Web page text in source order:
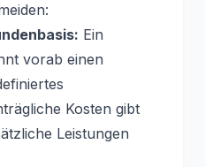
Ein
vorab einen
Kosten gibt
Leistungen